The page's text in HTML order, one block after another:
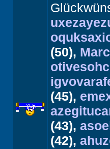
(50),
(45),
(43),
(42),